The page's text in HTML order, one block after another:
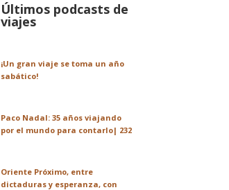
Últimos podcasts de
viajes
¡Un gran viaje se toma un año
sabático!
Paco Nadal: 35 años viajando
por el mundo para contarlo| 232
Oriente Próximo, entre
dictaduras y esperanza, con